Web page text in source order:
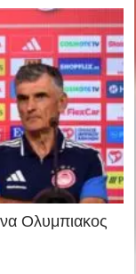
Ολυμπιακος